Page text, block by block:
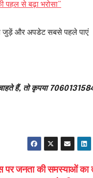
पहल से बढ़ा भरोसा”
जुड़ें और अपडेट सबसे पहले पाएं
चाहते हैं, तो कृपया
पर जनता की समस्याओं का